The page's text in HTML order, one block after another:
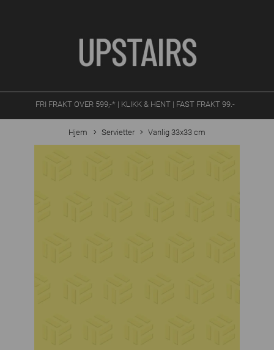
FRI FRAKT OVER 599,-* | KLIKK & HENT | FAST FRAKT 99.-
Hjem Servietter Vanlig 33x33 cm